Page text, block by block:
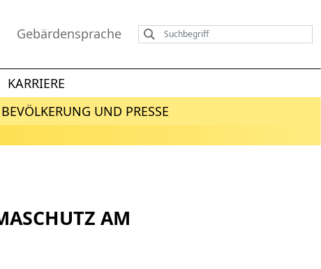
Gebärdensprache
KARRIERE
BEVÖLKERUNG UND PRESSE
AM